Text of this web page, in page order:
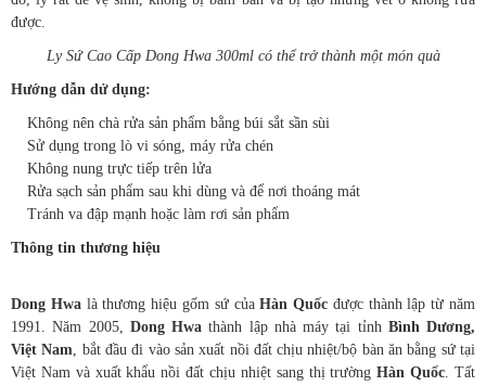
được.
Ly Sứ Cao Cấp Dong Hwa 300ml có thể trở thành một món quà
Hướng dẫn dử dụng:
Không nên chà rửa sản phẩm bằng búi sắt sần sùi
Sử dụng trong lò vi sóng, máy rửa chén
Không nung trực tiếp trên lửa
Rửa sạch sản phẩm sau khi dùng và để nơi thoáng mát
Tránh va đập mạnh hoặc làm rơi sản phẩm
Thông tin thương hiệu
Dong Hwalà thương hiệu gốm sứ củaHàn Quốc được thành lập từ năm
1991. Năm 2005, Dong Hwa thành lập nhà máy tại tỉnh Bình Dương,
Việt Nam, bắt đầu đi vào sản xuất nồi đất chịu nhiệt/bộ bàn ăn bằng sứ tại
Việt Nam và xuất khẩu nồi đất chịu nhiệt sang thị trườngHàn Quốc. Tất